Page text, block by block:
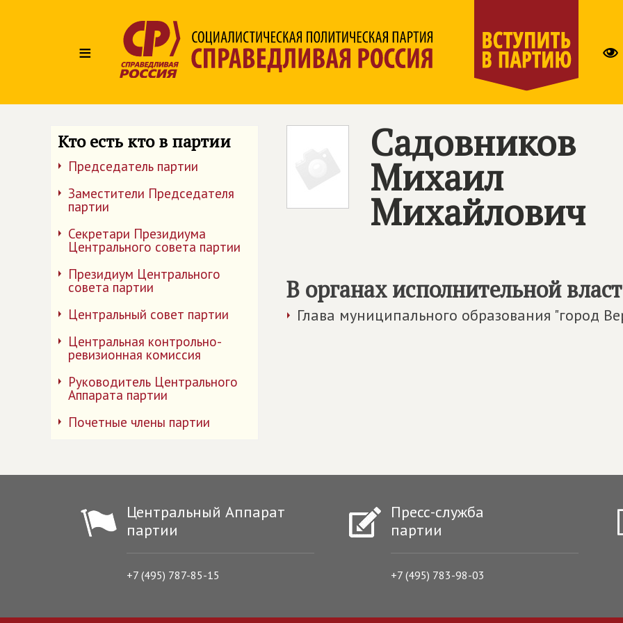
≡
Кто есть кто в партии
Председатель партии
Заместители Председателя
партии
Секретари Президиума
Центрального совета партии
Президиум Центрального
совета партии
Центральный совет партии
Центральная контрольно-
ревизионная комиссия
Руководитель Центрального
Аппарата партии
Почетные члены партии
Садовников
Михаил
Михайлович
В органах исполнительной
Глава муниципального образования "город
Центральный Аппарат
партии
+7 (495) 787-85-15
Пресс-служба
партии
+7 (495) 783-98-03